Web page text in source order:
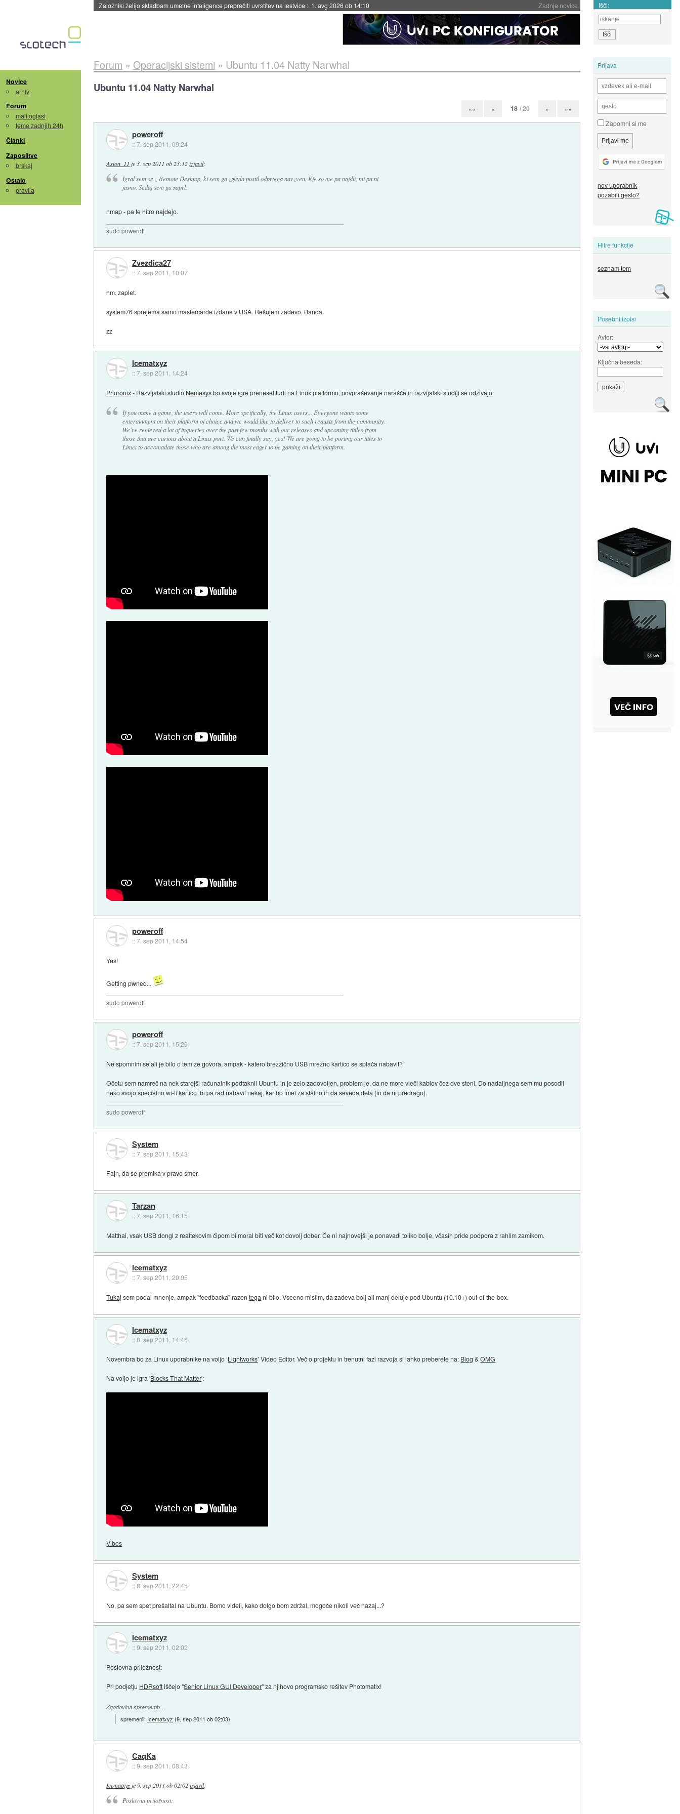
Zadnje novice
Založniki želijo skladbam umetne inteligence preprečiti uvrstitev na lestvice :: 1. avg 2026 ob 14:10 Išči:
Novice
arhiv
Forum
mali oglasi
teme zadnjih 24h
Članki
Zaposlitve
brskaj
Ostalo
pravila
Prijava
Zapomni si me
nov uporabnik
pozabili geslo?
Hitre funkcije
seznam tem
Posebni izpisi
Avtor:
Ključna beseda:
Forum » Operacijski sistemi » Ubuntu 11.04 Natty Narwhal
Ubuntu 11.04 Natty Narwhal
«« « 18 / 20 » »»
poweroff
::7. sep 2011, 09:24
Aston_11 je 3. sep 2011 ob 23:12 izjavil:
Igral sem se z Remote Desktop, ki sem ga zgleda pustil odprtega navzven. Kje so me pa najdli, mi pa ni
jasno. Sedaj sem ga zaprl.
nmap - pa te hitro najdejo.
sudo poweroff
Zvezdica27
::7. sep 2011, 10:07
hm. zaplet.
system76 sprejema samo mastercarde izdane v USA. Rešujem zadevo. Banda.
zz
Icematxyz
::7. sep 2011, 14:24
Phoronix- Razvijalski studio Nemesysbo svoje igre prenesel tudi na Linux platformo, povpraševanje narašča in razvijalski studiji se odzivajo:
If you make a game, the users will come. More spcifically, the Linux users... Everyone wants some
enterainment on their platform of choice and we would like to deliver to such requsts from the community.
We've recieved a lot of inqueries over the past few months with our releases and upcoming titiles from
those that are curious about a Linux port. We can finally say, yes! We are going to be porting our titles to
Linux to accomadate those who are among the most eager to be gaming on their platform.
poweroff
::7. sep 2011, 14:54
Yes!
Getting pwned...
sudo poweroff
poweroff
::7. sep 2011, 15:29
Ne spomnim se ali je bilo o tem že govora, ampak - katero brezžično USB mrežno kartico se splača nabavit?
Očetu sem namreč na nek starejši računalnik podtaknil Ubuntu in je zelo zadovoljen, problem je, da ne more vleči kablov čez dve steni. Do nadaljnega sem mu posodil
neko svojo specialno wi-fi kartico, bi pa rad nabavil nekaj, kar bo imel za stalno in da seveda dela (in da ni predrago).
sudo poweroff
System
::7. sep 2011, 15:43
Fajn, da se premika v pravo smer.
Tarzan
::7. sep 2011, 16:15
Matthai, vsak USB dongl z realtekovim čipom bi moral biti več kot dovolj dober. Če ni najnovejši je ponavadi toliko bolje, včasih pride podpora z rahlim zamikom.
Icematxyz
::7. sep 2011, 20:05
Tukaj sem podal mnenje, ampak "feedbacka" razentega ni bilo. Vseeno mislim, da zadeva bolj ali manj deluje pod Ubuntu (10.10+) out-of-the-box.
Icematxyz
::8. sep 2011, 14:46
Novembra bo za Linux uporabnike na voljo ‘Lightworks’ Video Editor. Več o projektu in trenutni fazi razvoja si lahko preberete na: Blog &OMG
Na voljo je igra 'Blocks That Matter':
Vibes
System
::8. sep 2011, 22:45
No, pa sem spet prešaltal na Ubuntu. Bomo videli, kako dolgo bom zdržal, mogoče nikoli več nazaj...?
Icematxyz
::9. sep 2011, 02:02
Poslovna priložnost:
Pri podjetju HDRsoftiščejo "Senior Linux GUI Developer" za njihovo programsko rešitev Photomatix!
Zgodovina sprememb…
spremenil: Icematxyz (9. sep 2011 ob 02:03)
CaqKa
::9. sep 2011, 08:43
Icematxyz je 9. sep 2011 ob 02:02 izjavil:
Poslovna priložnost: